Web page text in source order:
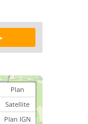
Plan
Satellite
Plan IGN